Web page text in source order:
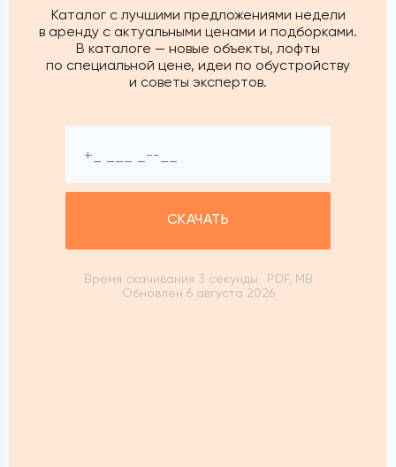
Каталог с лучшими предложениями недели
в аренду с актуальными ценами и подборками.
В каталоге — новые объекты, лофты
по специальной цене, идеи по обустройству
и советы экспертов.
СКАЧАТЬ
Время скачивания 3 секунды
PDF, MB
Обновлен 6 августа 2026